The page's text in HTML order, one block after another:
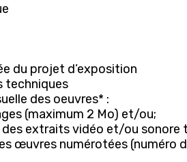
du projet d’exposition
techniques
des oeuvres* :
(maximum 2 Mo) et/ou;
des extraits vidéo et/ou sonore
œuvres numérotées (numéro